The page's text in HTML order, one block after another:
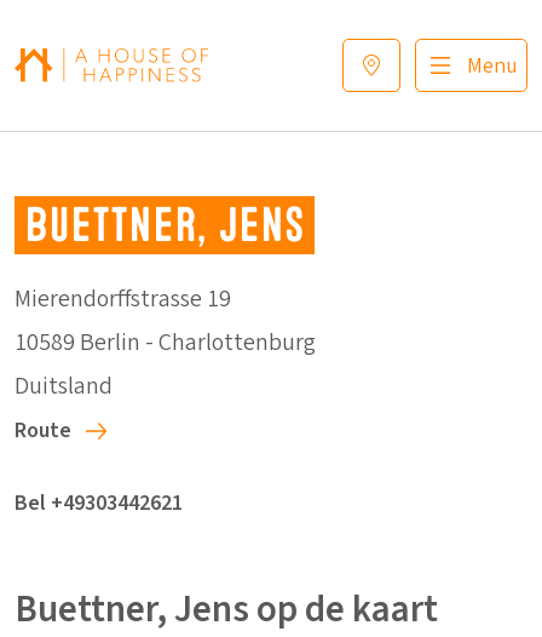
Menu
Buettner, Jens
Mierendorffstrasse 19
10589 Berlin - Charlottenburg
Duitsland
Route
Bel +49303442621
Buettner, Jens op de kaart